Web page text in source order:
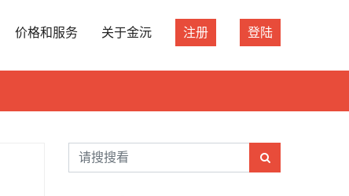
价格和服务 关于金沅 注册 登陆